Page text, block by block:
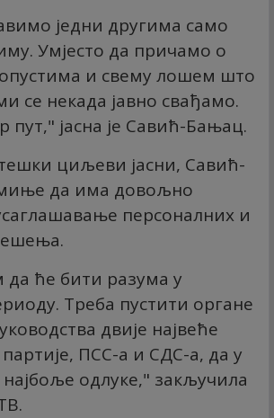
једни другима само
Умјесто да причамо о
и свему лошем што
се некада јавно свађамо.
пут," јасна је Савић-Бањац.
циљеви јасни, Савић-
да има довољно
персоналних и
да ће бити разума у
Треба пустити органе
двије највеће
ПСС-а и СДС-а, да у
одлуке," закључила